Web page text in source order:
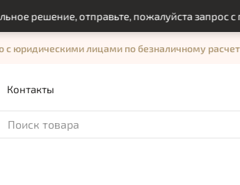
отправьте, пожалуйста запрос с
Контакты
с юридическими лицами по безналичному